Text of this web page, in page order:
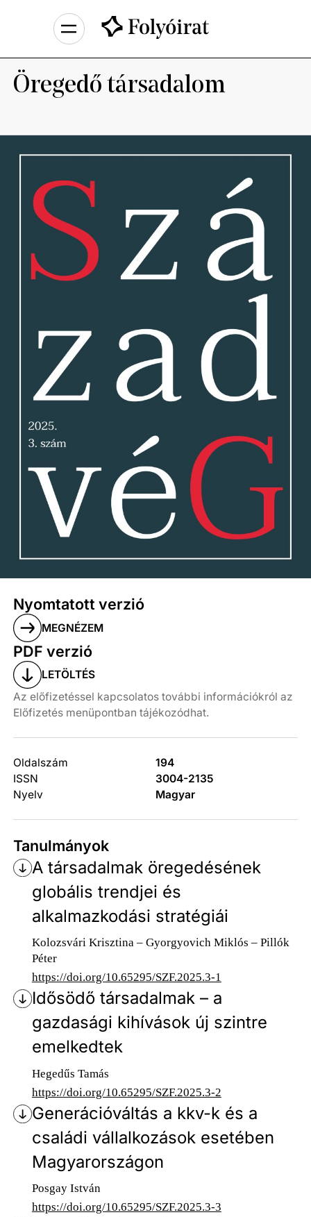
Öregedő társadalom
Nyomtatott verzió
MEGNÉZEM
PDF verzió
LETÖLTÉS
Az előfizetéssel kapcsolatos további információkról az
Előfizetés menüpontban tájékozódhat.
Oldalszám
194
ISSN
3004-2135
Nyelv
Magyar
Tanulmányok
A társadalmak öregedésének
globális trendjei és
alkalmazkodási stratégiái
Kolozsvári Krisztina – Gyorgyovich Miklós – Pillók
Péter
https://doi.org/10.65295/SZF.2025.3-1
Idősödő társadalmak – a
gazdasági kihívások új szintre
emelkedtek
Hegedűs Tamás
https://doi.org/10.65295/SZF.2025.3-2
Generációváltás a kkv-k és a
családi vállalkozások esetében
Magyarországon
Posgay István
https://doi.org/10.65295/SZF.2025.3-3